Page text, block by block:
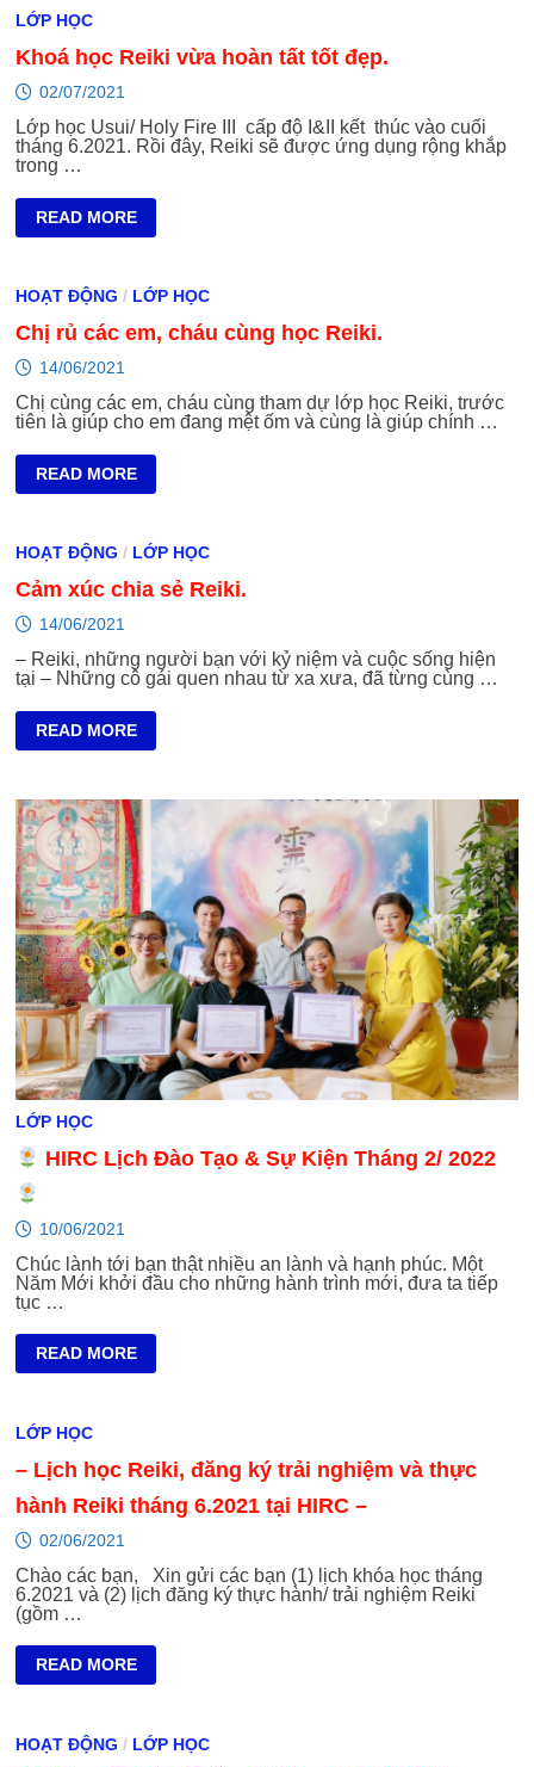
REIKI
ONLINE
GIẢI
THỰC
LỚP HỌC
Khoá học Reiki vừa hoàn tất tốt đẹp.
02/07/2021
Lớp học Usui/ Holy Fire III cấp độ I&II kết thúc vào cuối
tháng 6.2021. Rồi đây, Reiki sẽ được ứng dụng rộng khắp
trong …
KHOÁ
TẤT
ĐẸP.
READ MORE
HOẠT ĐỘNG / LỚP HỌC
Chị rủ các em, cháu cùng học Reiki.
14/06/2021
Chị cùng các em, cháu cùng tham dự lớp học Reiki, trước
tiên là giúp cho em đang mệt ốm và cùng là giúp chính …
CHỊ
CÙNG
REIKI.
READ MORE
HOẠT ĐỘNG / LỚP HỌC
Cảm xúc chia sẻ Reiki.
14/06/2021
– Reiki, những người bạn với kỷ niệm và cuộc sống hiện
tại – Những cô gái quen nhau từ xa xưa, đã từng cùng …
CẢM
REIKI.
READ MORE
LỚP HỌC
HIRC Lịch Đào Tạo & Sự Kiện Tháng 2/ 2022
10/06/2021
Chúc lành tới bạn thật nhiều an lành và hạnh phúc. Một
Năm Mới khởi đầu cho những hành trình mới, đưa ta tiếp
tục …
HIRC
TẠO
&
KIỆN
THÁNG
2/
2022
READ MORE
LỚP HỌC
– Lịch học Reiki, đăng ký trải nghiệm và thực
hành Reiki tháng 6.2021 tại HIRC –
02/06/2021
Chào các bạn, Xin gửi các bạn (1) lịch khóa học tháng
6.2021 và (2) lịch đăng ký thực hành/ trải nghiệm Reiki
(gồm …
–
KÝ
READ MORE
HOẠT ĐỘNG / LỚP HỌC